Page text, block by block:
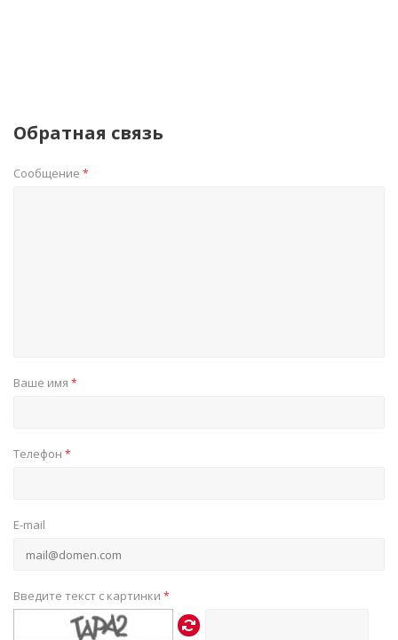
Обратная связь
Сообщение *
Ваше имя *
Телефон *
E-mail
Введите текст с картинки *